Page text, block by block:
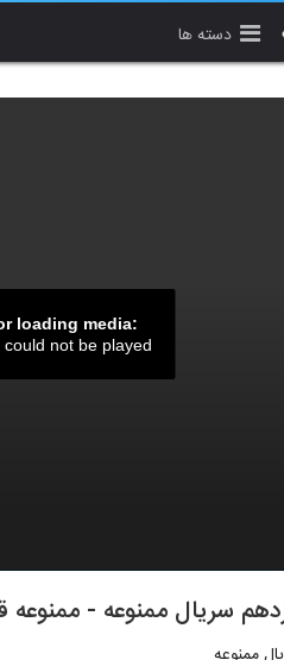
دسته ها
loading media:
could not be played
سریال ممنوعه -